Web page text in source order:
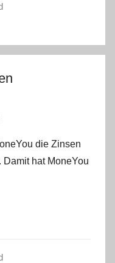
n
C
die Zinsen
Damit hat MoneYou